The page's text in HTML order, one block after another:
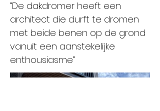
“De dakdromer heeft een
architect die durft te dromen
met beide benen op de grond
vanuit een aanstekelijke
enthousiasme”